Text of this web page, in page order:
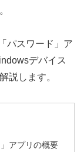
パスワード」ア
デバイス
説します。
アプリの概要